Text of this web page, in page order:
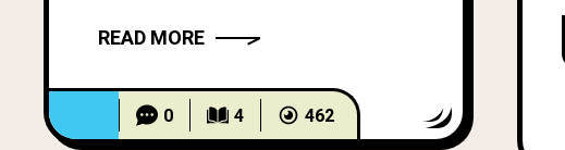
Mientras la IA reescribe las
sigue creyendo que el
conocimiento vive encerrado
entre muros académicos?
READ MORE
0 4 462